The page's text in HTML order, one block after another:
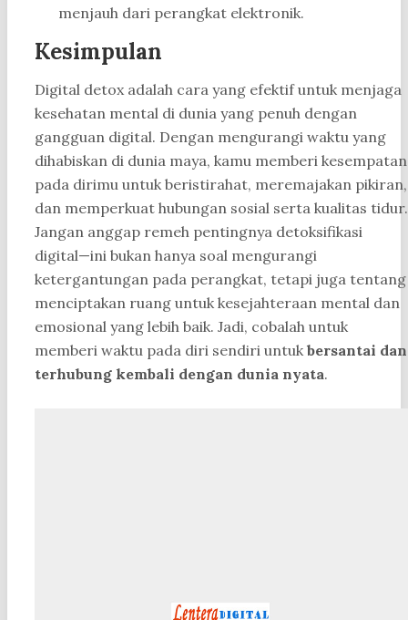
menjauh dari perangkat elektronik.
Kesimpulan
Digital detox adalah cara yang efektif untuk menjaga
kesehatan mental di dunia yang penuh dengan
gangguan digital. Dengan mengurangi waktu yang
dihabiskan di dunia maya, kamu memberi kesempatan
pada dirimu untuk beristirahat, meremajakan pikiran,
dan memperkuat hubungan sosial serta kualitas tidur.
Jangan anggap remeh pentingnya detoksifikasi
digital—ini bukan hanya soal mengurangi
ketergantungan pada perangkat, tetapi juga tentang
menciptakan ruang untuk kesejahteraan mental dan
emosional yang lebih baik. Jadi, cobalah untuk
memberi waktu pada diri sendiri untuk bersantai dan
terhubung kembali dengan dunia nyata.